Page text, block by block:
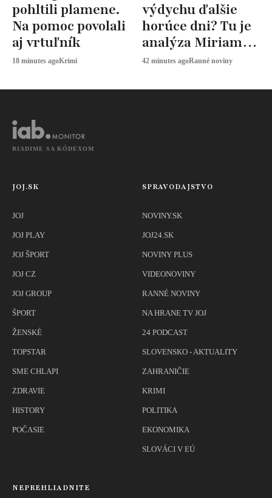
pohltili plamene.
Na pomoc povolali
aj vrtuľník
18 minutes agoKrimi
výdychu ďalšie
horúce dni? Tu je
analýza Miriam
JAROŠOVEJ
42 minutes agoRanné noviny
RIADIME SA KÓDEXOM
JOJ.SK
JOJ
JOJ PLAY
JOJ ŠPORT
JOJ CZ
JOJ GROUP
ŠPORT
ŽENSKÉ
TOPSTAR
SME CHLAPI
ZDRAVIE
HISTORY
POČASIE
SPRAVODAJSTVO
NOVINY.SK
JOJ24.SK
NOVINY PLUS
VIDEONOVINY
RANNÉ NOVINY
NA HRANE TV JOJ
24 PODCAST
SLOVENSKO - AKTUALITY
ZAHRANIČIE
KRIMI
POLITIKA
EKONOMIKA
SLOVÁCI V EÚ
NEPREHLIADNITE